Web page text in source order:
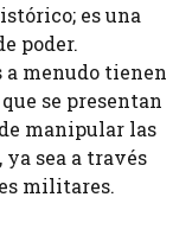
es una
poder.
a menudo tienen
se presentan
manipular las
sea a través
militares.